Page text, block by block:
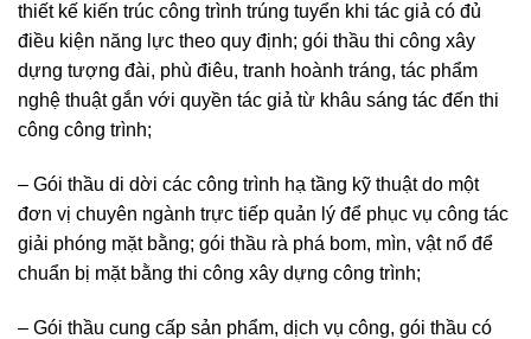
thiết kế kiến trúc công trình trúng tuyển khi tác giả có đủ
điều kiện năng lực theo quy định; gói thầu thi công xây
dựng tượng đài, phù điêu, tranh hoành tráng, tác phẩm
nghệ thuật gắn với quyền tác giả từ khâu sáng tác đến thi
công công trình;
– Gói thầu di dời các công trình hạ tầng kỹ thuật do một
đơn vị chuyên ngành trực tiếp quản lý để phục vụ công tác
giải phóng mặt bằng; gói thầu rà phá bom, mìn, vật nổ để
chuẩn bị mặt bằng thi công xây dựng công trình;
– Gói thầu cung cấp sản phẩm, dịch vụ công, gói thầu có